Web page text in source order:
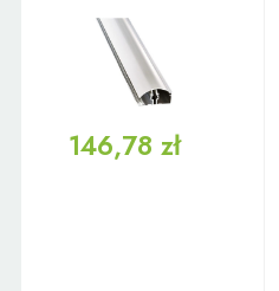
146,78 zł